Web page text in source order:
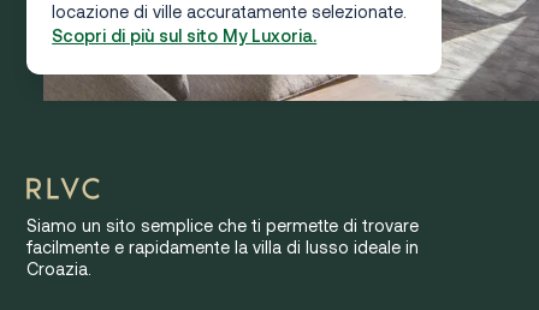
locazione di ville accuratamente selezionate.
Scopri di più sul sito My Luxoria.
Siamo un sito semplice che ti permette di trovare
facilmente e rapidamente la villa di lusso ideale in
Croazia.